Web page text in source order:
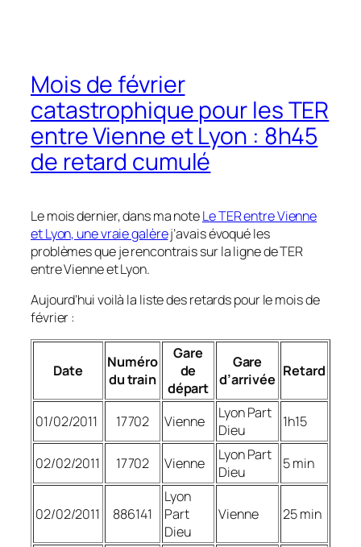
Mois de février
catastrophique pour les TER
entre Vienne et Lyon : 8h45
de retard cumulé
Le mois dernier, dans ma noteLe TER entre Vienne
et Lyon, une vraie galèrej’avais évoqué les
problèmes que je rencontrais sur la ligne de TER
entre Vienne et Lyon.
Aujourd’hui voilà la liste des retards pour le mois de
février :
Date
Numéro
du train
Gare
de
départ
Gare
d’arrivée Retard
01/02/2011 17702 Vienne
Lyon Part
Dieu
1h15
02/02/2011 17702 Vienne
Lyon Part
Dieu
5 min
02/02/2011 886141
Lyon
Part
Dieu
Vienne 25 min